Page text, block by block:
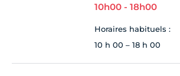
10h00 - 18h00
Horaires habituels :
10 h 00 – 18 h 00